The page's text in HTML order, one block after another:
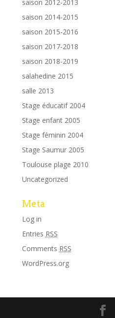
saison 2012-2013
saison 2014-2015
saison 2015-2016
saison 2017-2018
saison 2018-2019
salahedine 2015
salle 2013
Stage éducatif 2004
Stage enfant 2005
Stage féminin 2004
Stage Saumur 2005
Toulouse plage 2010
Uncategorized
Meta
Log in
Entries RSS
Comments RSS
WordPress.org